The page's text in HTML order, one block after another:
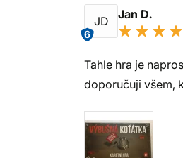
JD
6
Jan D.
Tahle hra je
doporučuji všem,